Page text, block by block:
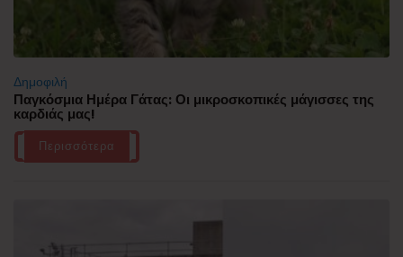
Δημοφιλή
Παγκόσμια Ημέρα Γάτας: Οι μικροσκοπικές μάγισσες της
καρδιάς μας!
Περισσότερα